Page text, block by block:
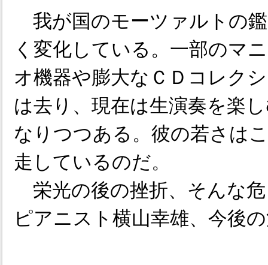
我が国のモーツァルトの
く変化している。一部のマ
オ機器や膨大なＣＤコレク
は去り、現在は生演奏を楽
なりつつある。彼の若さは
走しているのだ。
栄光の後の挫折、そんな
ピアニスト横山幸雄、今後